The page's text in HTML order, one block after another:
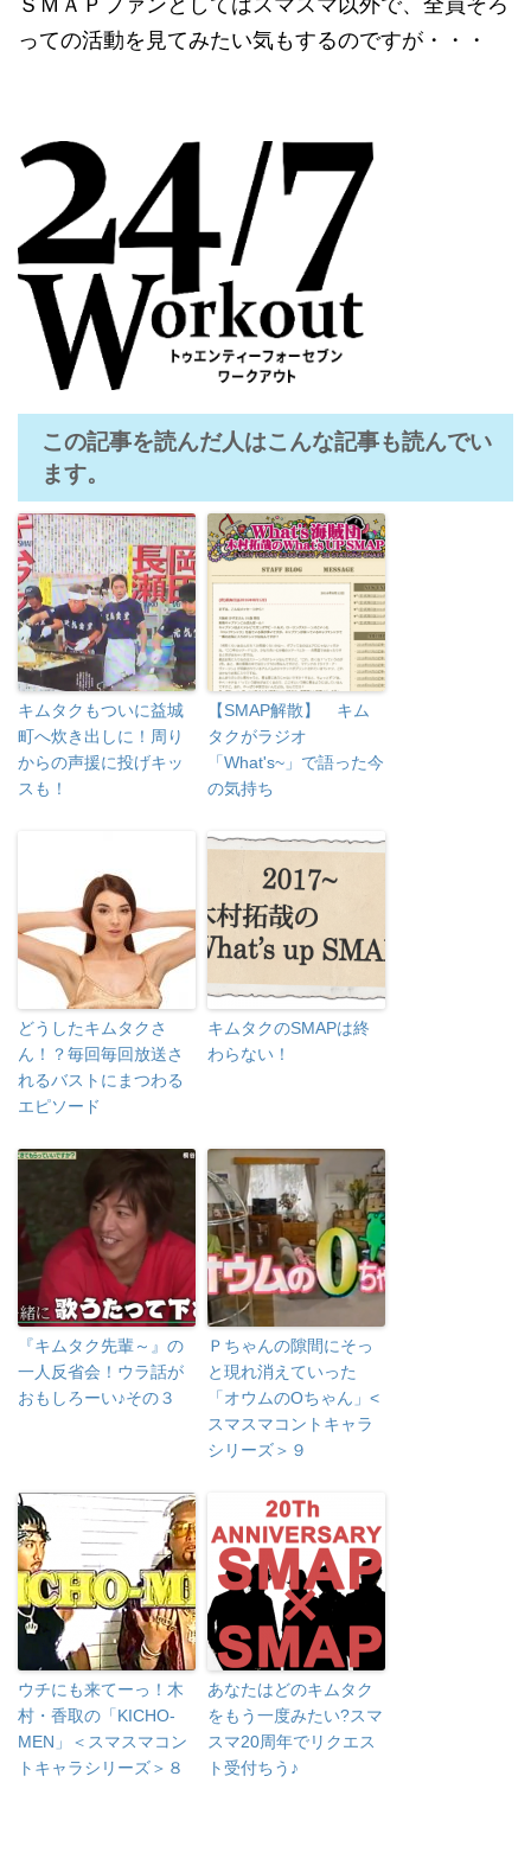
っての活動を見てみたい気もするのですが・・・
この記事を読んだ人はこんな記事も読んでい
ます。
キムタクもついに益城
町へ炊き出しに！周り
からの声援に投げキッ
スも！
【SMAP解散】 キム
タクがラジオ
「What's~」で語った今
の気持ち
どうしたキムタクさ
ん！？毎回毎回放送さ
れるバストにまつわる
エピソード
キムタクのSMAPは終
わらない！
『キムタク先輩～』の
一人反省会！ウラ話が
おもしろーい♪その３
Ｐちゃんの隙間にそっ
と現れ消えていった
「オウムのOちゃん」<
スマスマコントキャラ
シリーズ＞９
ウチにも来てーっ！木
村・香取の「KICHO-
MEN」＜スマスマコン
トキャラシリーズ＞８
あなたはどのキムタク
をもう一度みたい?スマ
スマ20周年でリクエス
ト受付ちう♪